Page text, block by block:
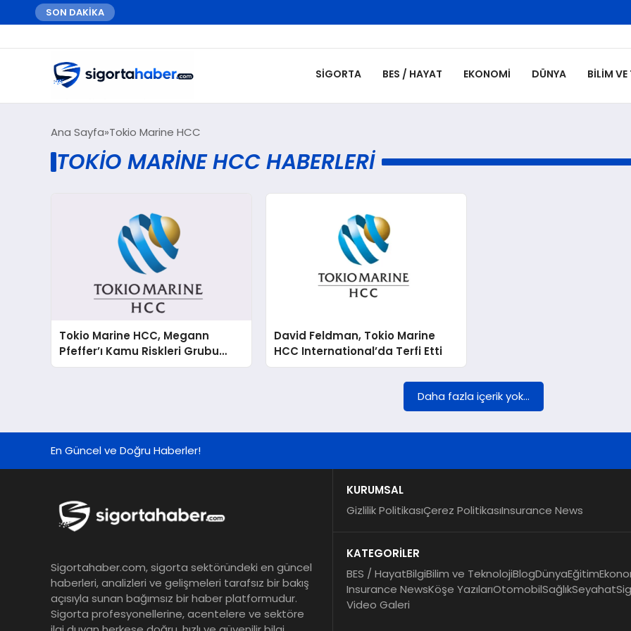
SON DAKİKA
SIGORTA BES / HAYAT EKONOMI DÜNYA BILIM
Ana Sayfa Tokio Marine HCC
TOKIO MARINE HCC HABERLERI
Tokio Marine HCC, Megann
Pfeffer’ı Kamu Riskleri Grubu
Başkanı olarak atadı
David Feldman, Tokio Marine
HCC International’da Terfi Etti
Daha fazla içerik yok...
En Güncel ve Doğru Haberler!
Sigortahaber.com, sigorta sektöründeki en güncel
haberleri, analizleri ve gelişmeleri tarafsız bir bakış
açısıyla sunan bağımsız bir haber platformudur.
Sigorta profesyonellerine, acentelere ve sektöre
KURUMSAL
Gizlilik PolitikasıÇerez PolitikasıInsurance News
KATEGORİLER
BES / HayatBilgiBilim ve TeknolojiBlogDünyaEğitim
Insurance NewsKöşe YazılarıOtomobilSağlıkSeyahat
Video Galeri